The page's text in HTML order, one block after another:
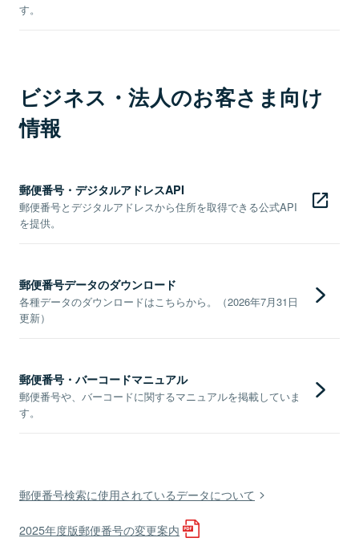
す。
ビジネス・法人のお客さま向け
情報
郵便番号・デジタルアドレスAPI
郵便番号とデジタルアドレスから住所を取得できる公式API
を提供。
郵便番号データのダウンロード
各種データのダウンロードはこちらから。（2026年7月31日
更新）
郵便番号・バーコードマニュアル
郵便番号や、バーコードに関するマニュアルを掲載していま
す。
郵便番号検索に使用されているデータについて
2025年度版郵便番号の変更案内